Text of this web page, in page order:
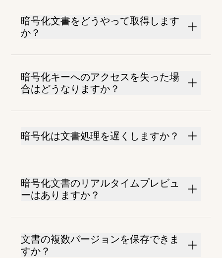
暗号化文書をどうやって取得します
か？
暗号化キーへのアクセスを失った場
合はどうなりますか？
暗号化は文書処理を遅くしますか？
暗号化文書のリアルタイムプレビュ
ーはありますか？
文書の複数バージョンを保存できま
すか？